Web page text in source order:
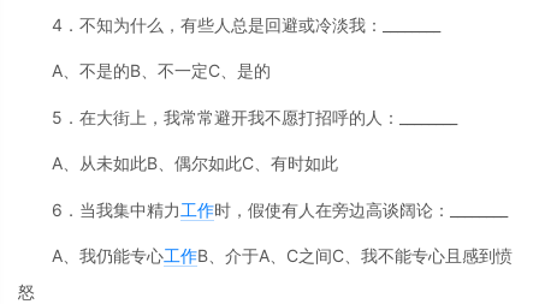
4．不知为什么，有些人总是回避或冷淡我：________
A、不是的B、不一定C、是的
5．在大街上，我常常避开我不愿打招呼的人：________
A、从未如此B、偶尔如此C、有时如此
6．当我集中精力工作时，假使有人在旁边高谈阔论：________
A、我仍能专心工作B、介于A、C之间C、我不能专心且感到愤
怒